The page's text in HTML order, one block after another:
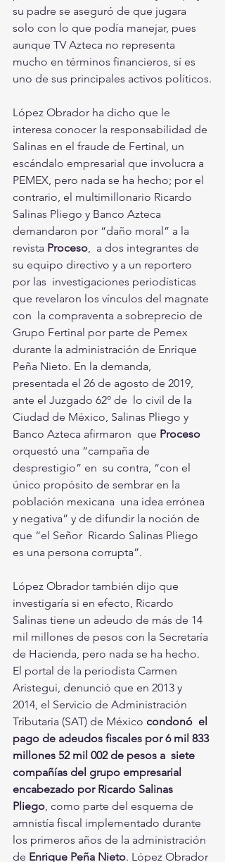
su padre se aseguró de que jugara
solo con lo que podía manejar, pues
aunque TV Azteca no representa
mucho en términos financieros, sí es
uno de sus principales activos políticos.
López Obrador ha dicho que le
interesa conocer la responsabilidad de
Salinas en el fraude de Fertinal, un
escándalo empresarial que involucra a
PEMEX, pero nada se ha hecho; por el
contrario, el multimillonario Ricardo
Salinas Pliego y Banco Azteca
demandaron por “daño moral” a la
revista Proceso,  a dos integrantes de
su equipo directivo y a un reportero
por las  investigaciones periodísticas
que revelaron los vínculos del magnate
con  la compraventa a sobreprecio de
Grupo Fertinal por parte de Pemex
durante la administración de Enrique
Peña Nieto. En la demanda,
presentada el 26 de agosto de 2019,
ante el Juzgado 62º de  lo civil de la
Ciudad de México, Salinas Pliego y
Banco Azteca afirmaron  que Proceso
orquestó una “campaña de
desprestigio” en  su contra, “con el
único propósito de sembrar en la
población mexicana  una idea errónea
y negativa” y de difundir la noción de
que “el Señor  Ricardo Salinas Pliego
es una persona corrupta”.
López Obrador también dijo que
investigaría si en efecto, Ricardo
Salinas tiene un adeudo de más de 14
mil millones de pesos con la Secretaría
de Hacienda, pero nada se ha hecho.
El portal de la periodista Carmen
Aristegui, denunció que en 2013 y
2014, el Servicio de Administración
Tributaria (SAT) de México condonó  el
pago de adeudos fiscales por 6 mil 833
millones 52 mil 002 de pesos a  siete
compañías del grupo empresarial
encabezado por Ricardo Salinas
Pliego, como parte del esquema de
amnistía fiscal implementado durante
los primeros años de la administración
de Enrique Peña Nieto. López Obrador